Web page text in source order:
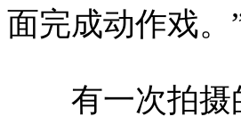
面完成动作戏。
有一次拍摄